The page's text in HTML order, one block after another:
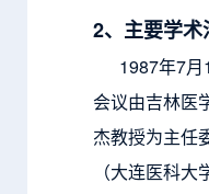
2、主要学术
1987年7月
会议由吉林医
杰教授为主任
（大连医科